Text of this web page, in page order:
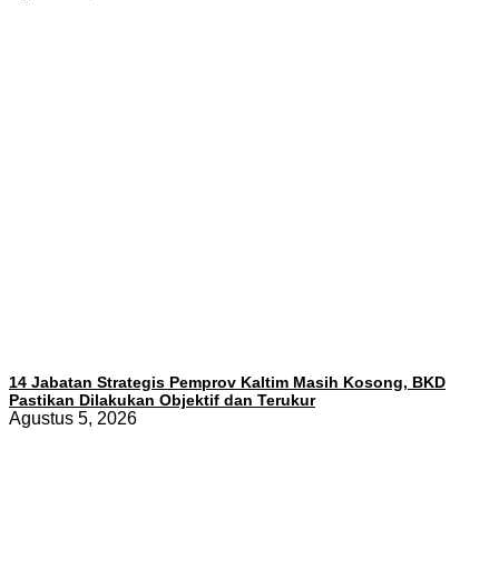
14 Jabatan Strategis Pemprov Kaltim Masih Kosong, BKD
Pastikan Dilakukan Objektif dan Terukur
Agustus 5, 2026